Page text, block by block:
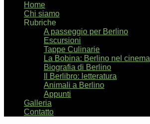
Home
Chi siamo
Rubriche
A passeggio per Berlino
Escursioni
Tappe Culinarie
La Bobina: Berlino nel cinema
Biografia di Berlino
Il Berlibro: letteratura
Animali a Berlino
Appunti
Galleria
Contatto